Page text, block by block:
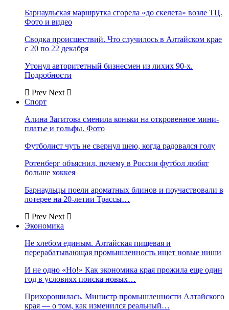
Барнаульская маршрутка сгорела «до скелета» возле ТЦ.
Фото и видео
Сводка происшествий. Что случилось в Алтайском крае
с 20 по 22 декабря
Утонул авторитетный бизнесмен из лихих 90-х.
Подробности
Prev Next
Спорт
Алина Загитова сменила коньки на откровенное мини-
платье и гольфы. Фото
Футболист чуть не свернул шею, когда радовался голу
Ротенберг объяснил, почему в России футбол любят
больше хоккея
Барнаульцы поели ароматных блинов и поучаствовали в
лотерее на 20-летии Трассы…
Prev Next
Экономика
Не хлебом единым. Алтайская пищевая и
перерабатывающая промышленность ищет новые ниши
И не одно «Но!» Как экономика края прожила еще один
год в условиях поиска новых…
Прихорошилась. Министр промышленности Алтайского
края — о том, как изменился реальный…